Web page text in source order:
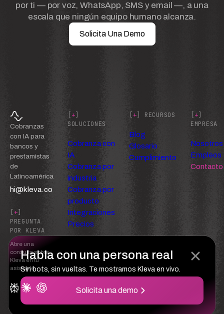
Habla con una persona real
Sin bots, sin vueltas. Te mostramos Kleva en vivo.
Solicita una demo
por ti — por voz, WhatsApp, SMS y email —, a una
escala que ningún equipo humano alcanza.
Solicita Una Demo
Cobranzas
con IA para
bancos y
prestamistas
de
Latinoamérica
hi@kleva.co
[+]
PREGUNTA
POR KLEVA
Abre una
consulta sobre
Kleva en tu
asistente
[+]
SOLUCIONES
Cobranza con
IA
Cobranza por
industria
Cobranza por
producto
Integraciones
Precios
[+] RECURSOS
Blog
Glosario
Cumplimiento
[+]
EMPRESA
Nosotros
Empleos
Contacto